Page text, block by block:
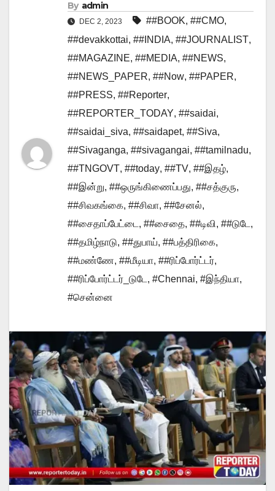
By admin
DEC 2, 2023 ##BOOK, ##CMO,
##devakkottai, ##INDIA, ##JOURNALIST,
##MAGAZINE, ##MEDIA, ##NEWS,
##NEWS_PAPER, ##Now, ##PAPER,
##PRESS, ##Reporter,
##REPORTER_TODAY, ##saidai,
##saidai_siva, ##saidapet, ##Siva,
##Sivaganga, ##sivagangai, ##tamilnadu,
##TNGOVT, ##today, ##TV, ##இதழ்,
##இன்று, ##ஒருங்கிணைப்பது, ##சத்குரு,
##சிவகங்கை, ##சிவா, ##சேனல்,
##சைதாப்பேட்டை , ##சைதை, ##டிவி, ##டுடே ,
##தமிழ்நாடு, ##துபாய், ##பத்திரிகை,
##மண்ணே, ##மீடியா, ##ரிப்போர்ட்டர்,
##ரிப்போர்ட்டர்_டுடே , #Chennai, #இந்தியா,
#சென்னை